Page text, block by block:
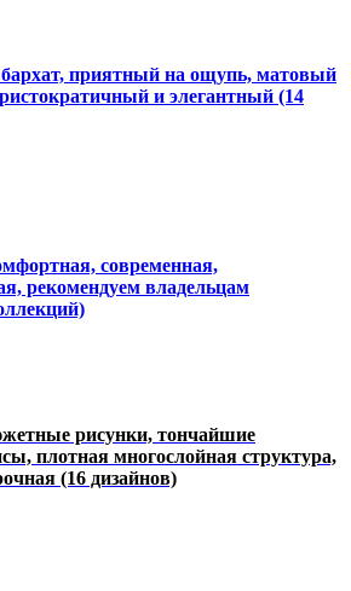
приятный на ощупь, матовый
и элегантный (14
современная,
рекомендуем владельцам
рисунки, тончайшие
плотная многослойная структура,
(16 дизайнов)